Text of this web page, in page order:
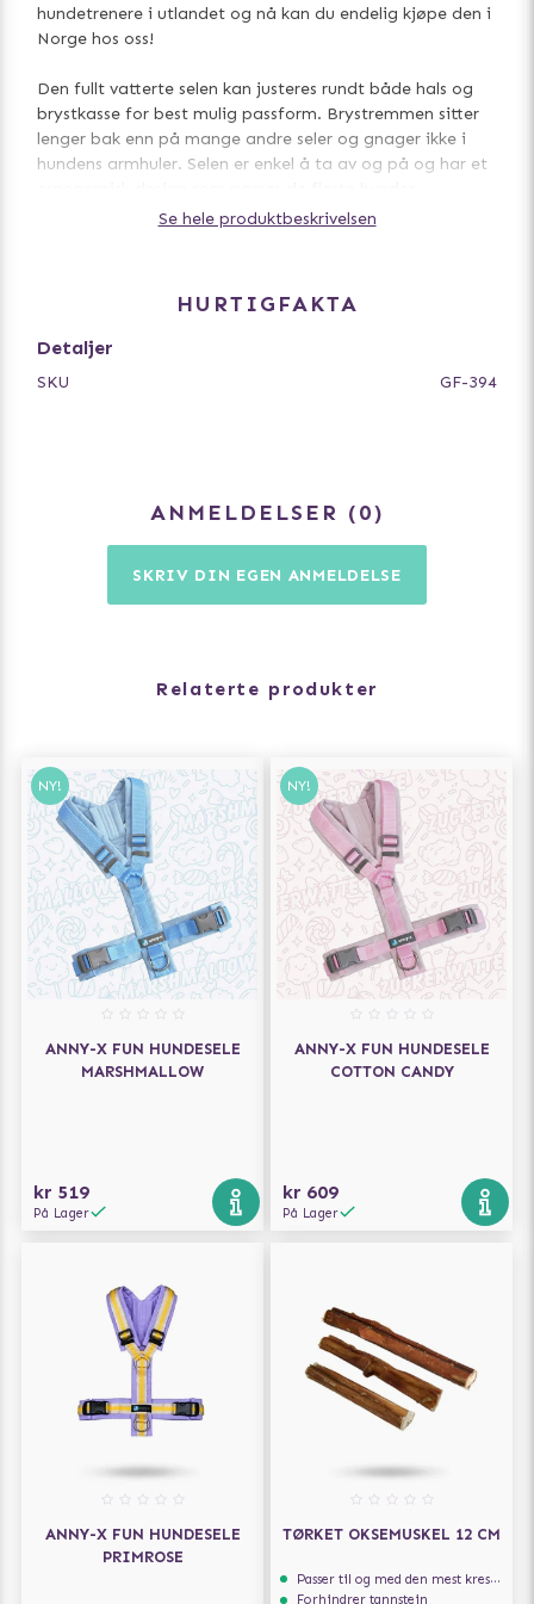
hundetrenere i utlandet og nå kan du endelig kjøpe den i
Norge hos oss!
Den fullt vatterte selen kan justeres rundt både hals og
brystkasse for best mulig passform. Brystremmen sitter
lenger bak enn på mange andre seler og gnager ikke i
hundens armhuler. Selen er enkel å ta av og på og har et
designet for å gi hunden full bevegelsesfrihet og
begrenser ikke lungekapasiteten.
Laget av et hurtigtørrende materiale og kan vaskes i 30
Mål rundt halsen der hunden vanligvis har sitt halsbånd.
Se hele produktbeskrivelsen
HURTIGFAKTA
Detaljer
SKU GF-394
ANMELDELSER 0
SKRIV DIN EGEN ANMELDELSE
Relaterte produkter
NY!
ANNY-X FUN HUNDESELE
MARSHMALLOW
kr 519
På Lager
NY!
ANNY-X FUN HUNDESELE
COTTON CANDY
kr 609
På Lager
ANNY-X FUN HUNDESELE
PRIMROSE
TØRKET OKSEMUSKEL 12 CM
Passer til og med den mest kresne hunden
Forhindrer tannstein